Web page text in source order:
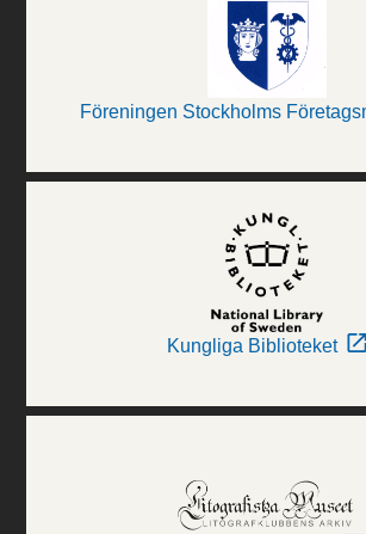
Föreningen Stockholms
Kungliga Biblioteket